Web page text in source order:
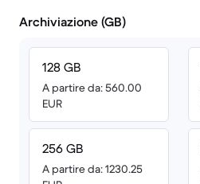
Archiviazione (GB)
128 GB
A partire da: 560.00
EUR
256 GB
A partire da: 1230.25